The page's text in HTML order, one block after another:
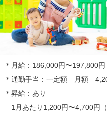
＊月給：186,000円〜197,800円
＊通勤手当：一定額　月額　
＊昇給：あり
1月あたり1,200円〜4,700円